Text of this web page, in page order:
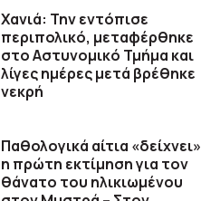
Χανιά: Την εντόπισε
περιπολικό, μεταφέρθηκε
στο Αστυνομικό Τμήμα και
λίγες ημέρες μετά βρέθηκε
νεκρή
Παθολογικά αίτια «δείχνει»
η πρώτη εκτίμηση για τον
θάνατο του ηλικιωμένου